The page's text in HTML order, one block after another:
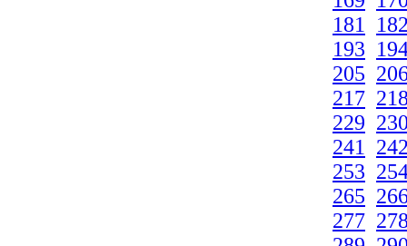
181
193
205
217
229
241
253
265
277